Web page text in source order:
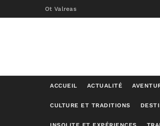
Ot Valreas
ACCUEIL ACTUALITÉ
CULTURE ET TRADITIONS